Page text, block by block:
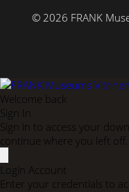
© 2026 FRANK
Welcome back
Sign In
Sign in to access your
continue where you left off.
Login Account
Enter your credentials to